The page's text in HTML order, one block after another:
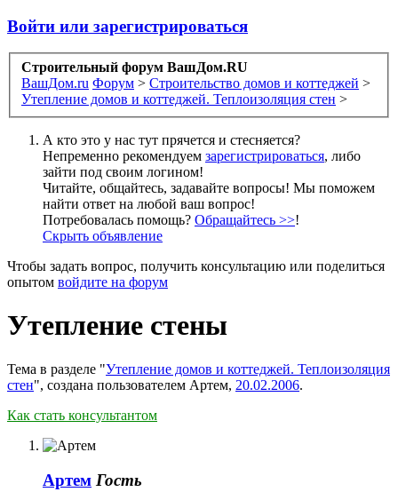
Войти или зарегистрироваться
Строительный форум ВашДом.RU
ВашДом.ru Форум > Строительство домов и коттеджей >
Утепление домов и коттеджей. Теплоизоляция стен >
А кто это у нас тут прячется и стесняется?
Непременно рекомендуем зарегистрироваться, либо
зайти под своим логином!
Читайте, общайтесь, задавайте вопросы! Мы поможем
найти ответ на любой ваш вопрос!
Потребовалась помощь? Обращайтесь >>!
Скрыть объявление
Чтобы задать вопрос, получить консультацию или поделиться
опытом войдите на форум
Утепление стены
Тема в разделе "Утепление домов и коттеджей. Теплоизоляция
стен", создана пользователем Артем, 20.02.2006.
Как стать консультантом
Артем Гость